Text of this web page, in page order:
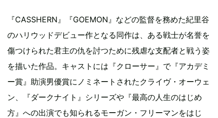
『CASSHERN』『GOEMON』などの監督を務めた紀里谷
のハリウッドデビュー作となる同作は、ある戦士が名誉を
傷つけられた君主の仇を討つために残虐な支配者と戦う姿
を描いた作品。キャストには『クローサー』で『アカデミ
ー賞』助演男優賞にノミネートされたクライヴ・オーウェ
ン、『ダークナイト』シリーズや『最高の人生のはじめ
方』への出演でも知られるモーガン・フリーマンをはじ